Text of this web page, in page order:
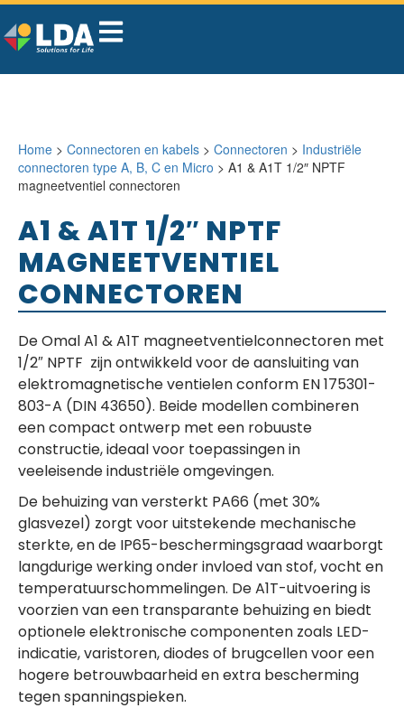
Home > Connectoren en kabels > Connectoren > Industriële
connectoren type A, B, C en Micro > A1 & A1T 1/2″ NPTF
magneetventiel connectoren
A1 & A1T 1/2″ NPTF
MAGNEETVENTIEL
CONNECTOREN
De Omal A1 & A1T magneetventielconnectoren met
1/2″ NPTF zijn ontwikkeld voor de aansluiting van
elektromagnetische ventielen conform EN 175301-
803-A (DIN 43650). Beide modellen combineren
een compact ontwerp met een robuuste
constructie, ideaal voor toepassingen in
veeleisende industriële omgevingen.
De behuizing van versterkt PA66 (met 30%
glasvezel) zorgt voor uitstekende mechanische
sterkte, en de IP65-beschermingsgraad waarborgt
langdurige werking onder invloed van stof, vocht en
temperatuurschommelingen. De A1T-uitvoering is
voorzien van een transparante behuizing en biedt
optionele elektronische componenten zoals LED-
indicatie, varistoren, diodes of brugcellen voor een
hogere betrouwbaarheid en extra bescherming
tegen spanningspieken.